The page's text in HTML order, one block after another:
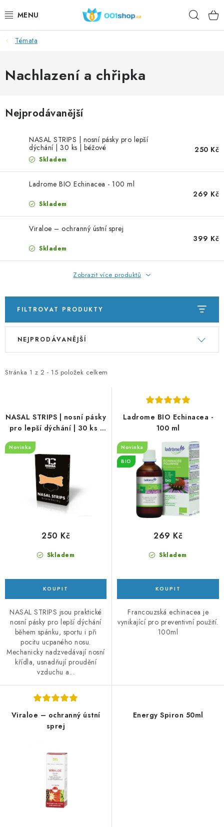
na
DOPLŇKY STRAVY
KOSMETIKA
POTRAVINY
TÉMATA
AKCE
DÁRKY
PORADNA
ZNAČKY
Obchodní podmínky
Podmínky ochrany osobních údajů
Kontakty
Natural Health Store
Slovník pojmů
Moje objednávka
Témata
Nachlazení a chřipka
Nejprodávanější
NASAL STRIPS | nosní pásky pro lepší
dýchání | 30 ks | béžové
Skladem
250 Kč
Ladrome BIO Echinacea - 100 ml
Skladem
269 Kč
Viraloe – ochranný ústní sprej
Skladem
399 Kč
Zobrazit více produktů
FILTROVAT PRODUKTY
V
i
r
o
d
u
Stránka 1 z 2 - 15 položek celkem
Ř
e
p
o
d
NEJPRODÁVANĚJŠÍ
NASAL STRIPS | nosní pásky
pro lepší dýchání | 30 ks |
Novinka
Skladem
250 Kč
NASAL STRIPS jsou praktické
nosní pásky pro lepší dýchání
během spánku, sportu i při
pocitu ucpaného nosu.
Mechanicky nadzvedávají nosní
křídla, usnadňují proudění
vzduchu a...
Ladrome BIO Echinacea -
100 ml
Novinka
BIO
Skladem
269 Kč
Francouzská echinacea je
vynikající pro preventivní použití.
100ml
Viraloe – ochranný ústní
sprej
Energy Spiron 50ml